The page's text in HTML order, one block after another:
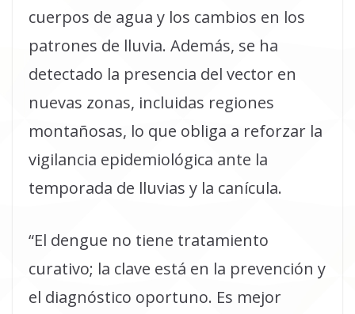
cuerpos de agua y los cambios en los
patrones de lluvia. Además, se ha
detectado la presencia del vector en
nuevas zonas, incluidas regiones
montañosas, lo que obliga a reforzar la
vigilancia epidemiológica ante la
temporada de lluvias y la canícula.
“El dengue no tiene tratamiento
curativo; la clave está en la prevención y
el diagnóstico oportuno. Es mejor